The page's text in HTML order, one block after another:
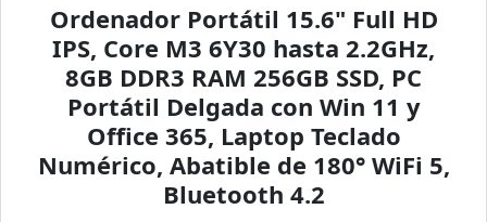
Ordenador Portátil 15.6" Full HD
IPS, Core M3 6Y30 hasta 2.2GHz,
8GB DDR3 RAM 256GB SSD, PC
Portátil Delgada con Win 11 y
Office 365, Laptop Teclado
Numérico, Abatible de 180° WiFi 5,
Bluetooth 4.2